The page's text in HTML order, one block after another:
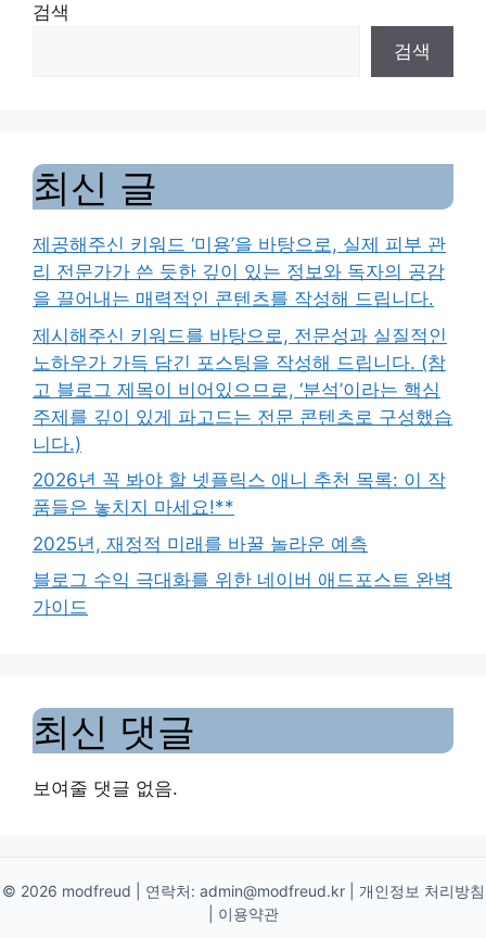
검색
검색
최신 글
제공해주신 키워드 ‘미용’을 바탕으로, 실제 피부 관
리 전문가가 쓴 듯한 깊이 있는 정보와 독자의 공감
을 끌어내는 매력적인 콘텐츠를 작성해 드립니다.
제시해주신 키워드를 바탕으로, 전문성과 실질적인
노하우가 가득 담긴 포스팅을 작성해 드립니다. (참
고 블로그 제목이 비어있으므로, ‘분석’이라는 핵심
주제를 깊이 있게 파고드는 전문 콘텐츠로 구성했습
니다.)
2026년 꼭 봐야 할 넷플릭스 애니 추천 목록: 이 작
품들은 놓치지 마세요!**
2025년, 재정적 미래를 바꿀 놀라운 예측
블로그 수익 극대화를 위한 네이버 애드포스트 완벽
가이드
최신 댓글
보여줄 댓글 없음.
© 2026 modfreud | 연락처: admin@modfreud.kr| 개인정보 처리방침
이용약관